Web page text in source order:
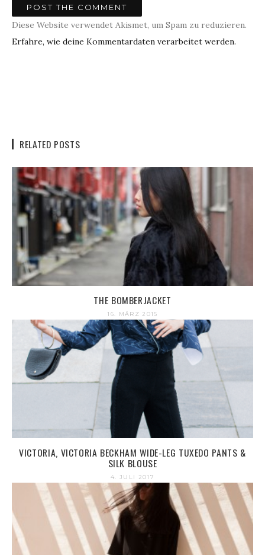
Diese Website verwendet Akismet, um Spam zu reduzieren.
Erfahre, wie deine Kommentardaten verarbeitet werden.
RELATED POSTS
THE BOMBERJACKET
16. MÄRZ 2015
VICTORIA, VICTORIA BECKHAM WIDE-LEG TUXEDO PANTS &
SILK BLOUSE
4. JULI 2017